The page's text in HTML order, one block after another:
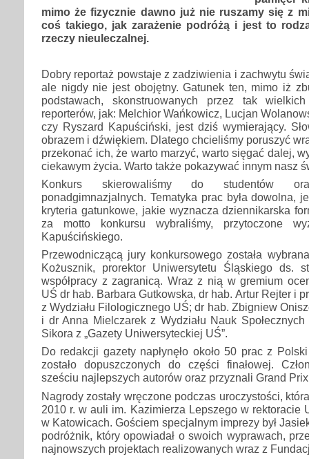
mimo że fizycznie dawno już nie ruszamy się z
coś takiego, jak zarażenie podróżą i jest to
rzeczy nieuleczalnej.
Dobry reportaż powstaje z zadziwienia i zachwytu
ale nigdy nie jest obojętny. Gatunek ten, mimo iż
podstawach, skonstruowanych przez tak
reporterów, jak: Melchior Wańkowicz, Lucjan
czy Ryszard Kapuściński, jest dziś wymierający.
obrazem i dźwiękiem. Dlatego chcieliśmy poruszyć
przekonać ich, że warto marzyć, warto sięgać dalej,
ciekawym życia. Warto także pokazywać innym nasz
Konkurs skierowaliśmy do studentów
ponadgimnazjalnych. Tematyka prac była dowolna,
kryteria gatunkowe, jakie wyznacza dziennikarska
za motto konkursu wybraliśmy, przytoczone
Kapuścińskiego.
Przewodniczącą jury konkursowego została
Kożusznik, prorektor Uniwersytetu Śląskiego ds.
współpracy z zagranicą. Wraz z nią w gremium
UŚ dr hab. Barbara Gutkowska, dr hab. Artur Rejter i
z Wydziału Filologicznego UŚ; dr hab. Zbigniew
i dr Anna Mielczarek z Wydziału Nauk
Sikora z „Gazety Uniwersyteckiej UŚ”.
Do redakcji gazety napłynęło około 50 prac z
zostało dopuszczonych do części finałowej.
sześciu najlepszych autorów oraz przyznali Grand
Nagrody zostały wręczone podczas uroczystości,
2010 r. w auli im. Kazimierza Lepszego w rektoracie
w Katowicach. Gościem specjalnym imprezy był
podróżnik, który opowiadał o swoich wyprawach,
najnowszych projektach realizowanych wraz z